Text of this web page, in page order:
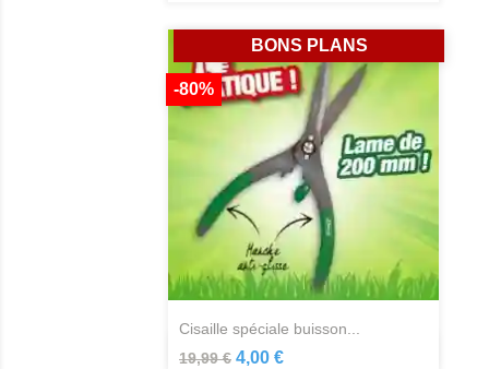
cisaille spéciale buisson...
19,99 €
-80%
4,00 €
BONS PLANS
Aperçu rapide